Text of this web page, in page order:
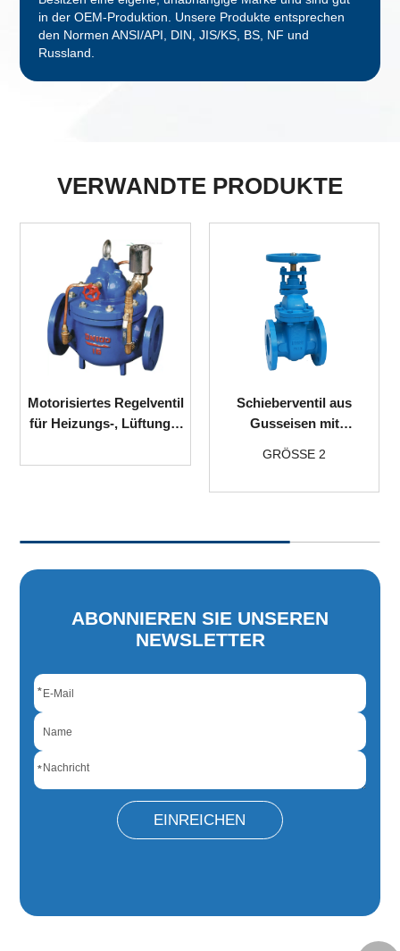
in der OEM-Produktion. Unsere Produkte entsprechen
den Normen ANSI/API, DIN, JIS/KS, BS, NF und
Russland.
VERWANDTE PRODUKTE
Motorisiertes Regelventil
für Heizungs-, Lüftungs-
Schieberventil aus
Gusseisen mit
nichtsteigender Spindel
GRÖSSE 2
ABONNIEREN SIE UNSEREN
NEWSLETTER
*
*
EINREICHEN